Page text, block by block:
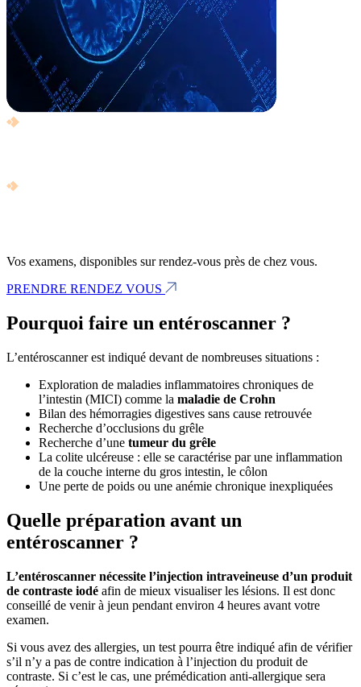
Vos examens, disponibles sur rendez-vous près de chez vous.
PRENDRE RENDEZ VOUS
Pourquoi faire un entéroscanner ?
L’entéroscanner est indiqué devant de nombreuses situations :
Exploration de maladies inflammatoires chroniques de
l’intestin (MICI) comme la maladie de Crohn
Bilan des hémorragies digestives sans cause retrouvée
Recherche d’occlusions du grêle
Recherche d’une tumeur du grêle
La colite ulcéreuse : elle se caractérise par une inflammation
de la couche interne du gros intestin, le côlon
Une perte de poids ou une anémie chronique inexpliquées
Quelle préparation avant un
entéroscanner ?
L’entéroscanner nécessite l’injection intraveineuse d’un produit
de contraste iodé afin de mieux visualiser les lésions. Il est donc
conseillé de venir à jeun pendant environ 4 heures avant votre
examen.
Si vous avez des allergies, un test pourra être indiqué afin de vérifier
s’il n’y a pas de contre indication à l’injection du produit de
contraste. Si c’est le cas, une prémédication anti-allergique sera